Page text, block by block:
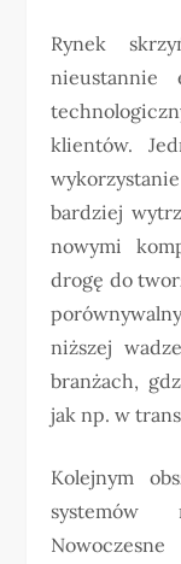
Rynek
nieustannie
klientów.
bardziej
nowymi
drogę do
niższej
branżach,
jak np. w
Kolejnym
systemów